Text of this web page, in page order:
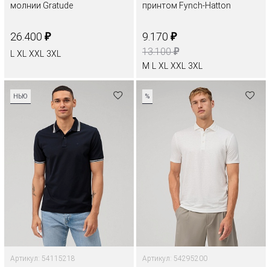
молнии Gratude
26.400 ₽
XL XXL 3XL
принтом Fynch-Hatton
9.170 ₽
13.100₽
M XL XXL 3XL
НЬЮ
Артикул: 54115218
%
Артикул: 54295200